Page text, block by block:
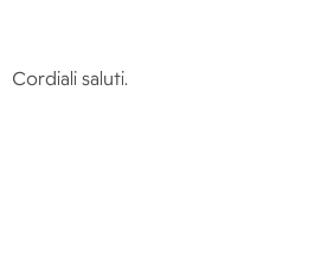
Cordiali saluti.